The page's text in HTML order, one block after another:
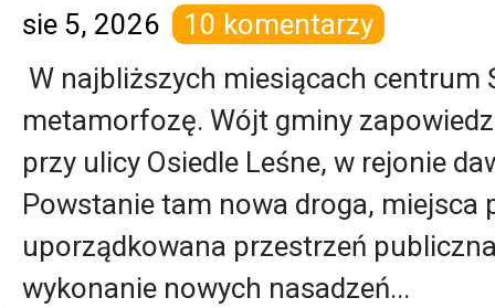
sie 5, 2026
10 komentarzy
W najbliższych miesiącach centrum
metamorfozę. Wójt gminy
przy ulicy Osiedle Leśne, w rejonie
Powstanie tam nowa droga, miejsca
uporządkowana przestrzeń
wykonanie nowych nasadzeń...